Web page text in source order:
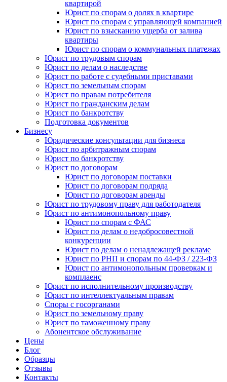
квартирой
Юрист по спорам о долях в квартире
Юрист по спорам с управляющей компанией
Юрист по взысканию ущерба от залива
квартиры
Юрист по спорам о коммунальных платежах
Юрист по трудовым спорам
Юрист по делам о наследстве
Юрист по работе с судебными приставами
Юрист по земельным спорам
Юрист по правам потребителя
Юрист по гражданским делам
Юрист по банкротству
Подготовка документов
Бизнесу
Юридические консультации для бизнеса
Юрист по арбитражным спорам
Юрист по банкротству
Юрист по договорам
Юрист по договорам поставки
Юрист по договорам подряда
Юрист по договорам аренды
Юрист по трудовому праву для работодателя
Юрист по антимонопольному праву
Юрист по спорам с ФАС
Юрист по делам о недобросовестной
конкуренции
Юрист по делам о ненадлежащей рекламе
Юрист по РНП и спорам по 44-ФЗ / 223-ФЗ
Юрист по антимонопольным проверкам и
комплаенс
Юрист по исполнительному производству
Юрист по интеллектуальным правам
Споры с госорганами
Юрист по земельному праву
Юрист по таможенному праву
Абонентское обслуживание
Цены
Блог
Образцы
Отзывы
Контакты